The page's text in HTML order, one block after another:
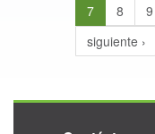
7
8 9
siguiente ›